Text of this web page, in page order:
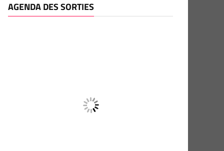
AGENDA DES SORTIES